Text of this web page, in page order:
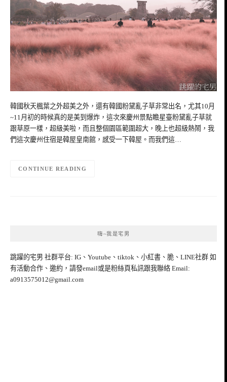
韓國秋天楓葉之外超美之外，還有韓國粉黛亂子草非常出名，尤其10月
~11月初的時候真的是美到爆炸，這次來慶州景點瞻星臺粉黛亂子草就
跟草原一樣，超級美啦，而且整個園區範圍超大，晚上也超級熱鬧，我
們這次慶州住宿是韓屋皇南館，感受一下韓屋。而我們這…
CONTINUE READING
嗨~我是宅男
跳躍的宅男 社群平台: IG、Youtube、tiktok、小紅書、脆、LINE社群 如
有活動合作、邀約，請發email或是粉絲頁私訊跟我聯絡 Email:
a0913575012@gmail.com